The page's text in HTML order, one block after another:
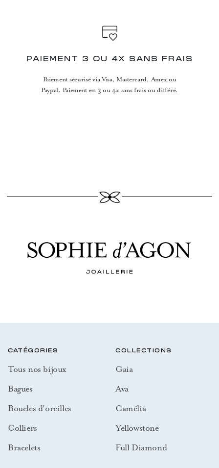
PAIEMENT 3 OU 4X SANS FRAIS
Paiement sécurisé via Visa, Mastercard, Amex ou
Paypal. Paiement en 3 ou 4x sans frais ou différé.
CATÉGORIES
Tous nos bijoux
Bagues
Boucles d'oreilles
Colliers
Bracelets
COLLECTIONS
Gaia
Ava
Camélia
Yellowstone
Full Diamond